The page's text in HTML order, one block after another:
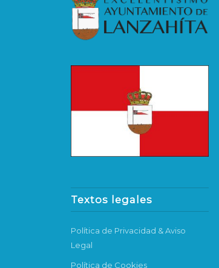
Textos legales
Política de Privacidad & Aviso
Legal
Política de Cookies